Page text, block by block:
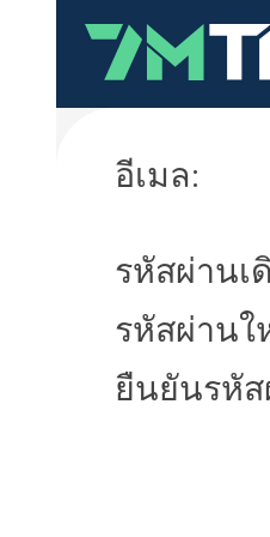
อีเมล:
รหัสผ่านเ
รหัสผ่านใ
ยืนยันรหัส